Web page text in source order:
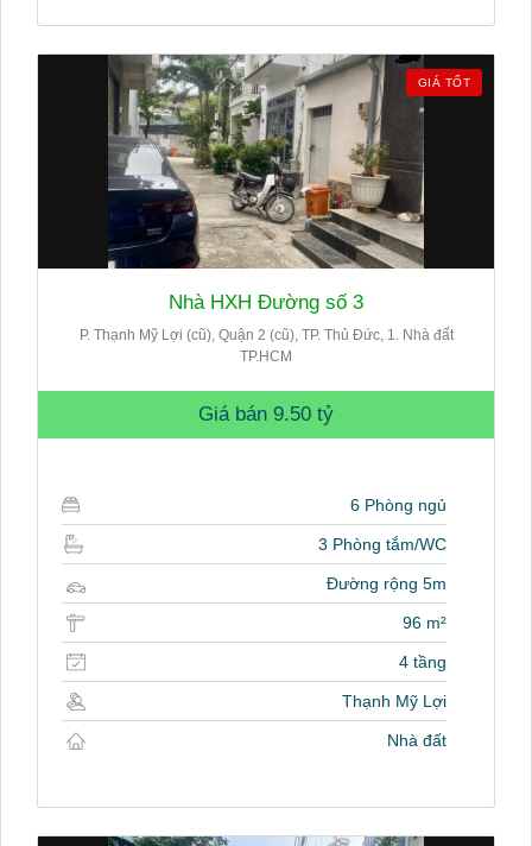
GIÁ TỐT
Nhà HXH Đường số 3
P. Thạnh Mỹ Lợi (cũ), Quận 2 (cũ), TP. Thủ Đức, 1. Nhà đất
TP.HCM
Giá bán 9.50 tỷ
6 Phòng ngủ
3 Phòng tắm/WC
Đường rộng 5m
96 m²
4 tầng
Thạnh Mỹ Lợi
Nhà đất